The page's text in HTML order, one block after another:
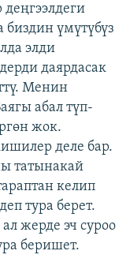
үмүтүбүз
элди
даярдасак
Менин
абал түп-
жок.
деле бар.
татынакай
келип
тура берет.
жерде эч суроо
беришет.